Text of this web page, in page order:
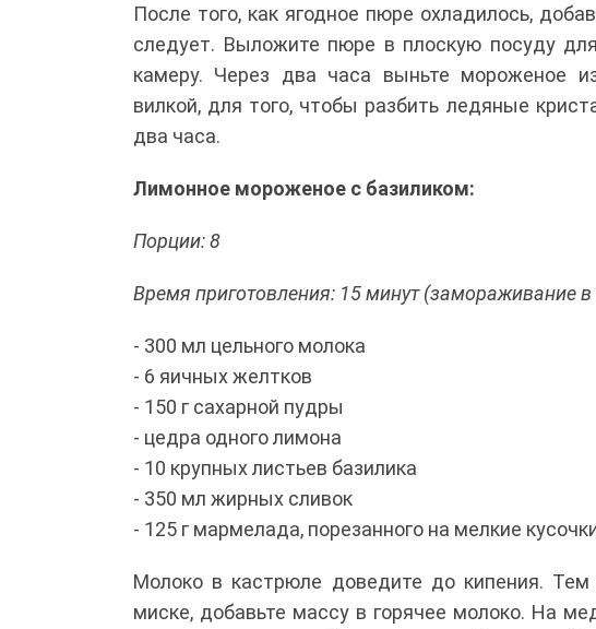
После того, как ягодное пюре охладилось,
следует. Выложите пюре в плоскую посуду
камеру. Через два часа выньте мороженое
вилкой, для того, чтобы разбить ледяные
два часа.
Лимонное мороженое с базиликом:
Порции: 8
Время приготовления: 15 минут (замораживание в
- 300 мл цельного молока
- 6 яичных желтков
- 150 г сахарной пудры
- цедра одного лимона
- 10 крупных листьев базилика
- 350 мл жирных сливок
- 125 г мармелада, порезанного на мелкие
Молоко в кастрюле доведите до кипения.
миске, добавьте массу в горячее молоко. На